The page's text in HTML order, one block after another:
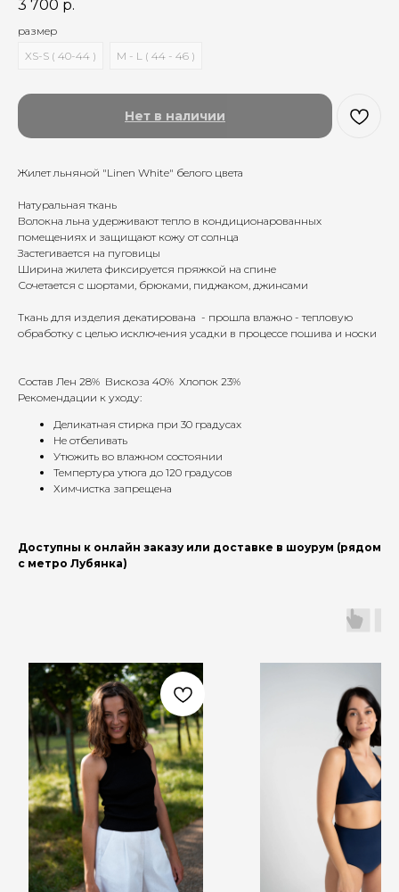
3 700 р.
размер
XS-S ( 40-44 )
M - L ( 44 - 46 )
Нет в наличии
Жилет льняной "Linen White" белого цвета
Натуральная ткань
Волокна льна удерживают тепло в кондиционарованных
помещениях и защищают кожу от солнца
Застегивается на пуговицы
Ширина жилета фиксируется пряжкой на спине
Сочетается с шортами, брюками, пиджаком, джинсами
Ткань для изделия декатирована - прошла влажно - тепловую
обработку с целью исключения усадки в процессе пошива и носки
Состав Лен 28% Вискоза 40% Хлопок 23%
Рекомендации к уходу:
Деликатная стирка при 30 градусах
Не отбеливать
Утюжить во влажном состоянии
Темпертура утюга до 120 градусов
Химчистка запрещена
Доступны к онлайн заказу или доставке в шоурум (рядом
с метро Лубянка)